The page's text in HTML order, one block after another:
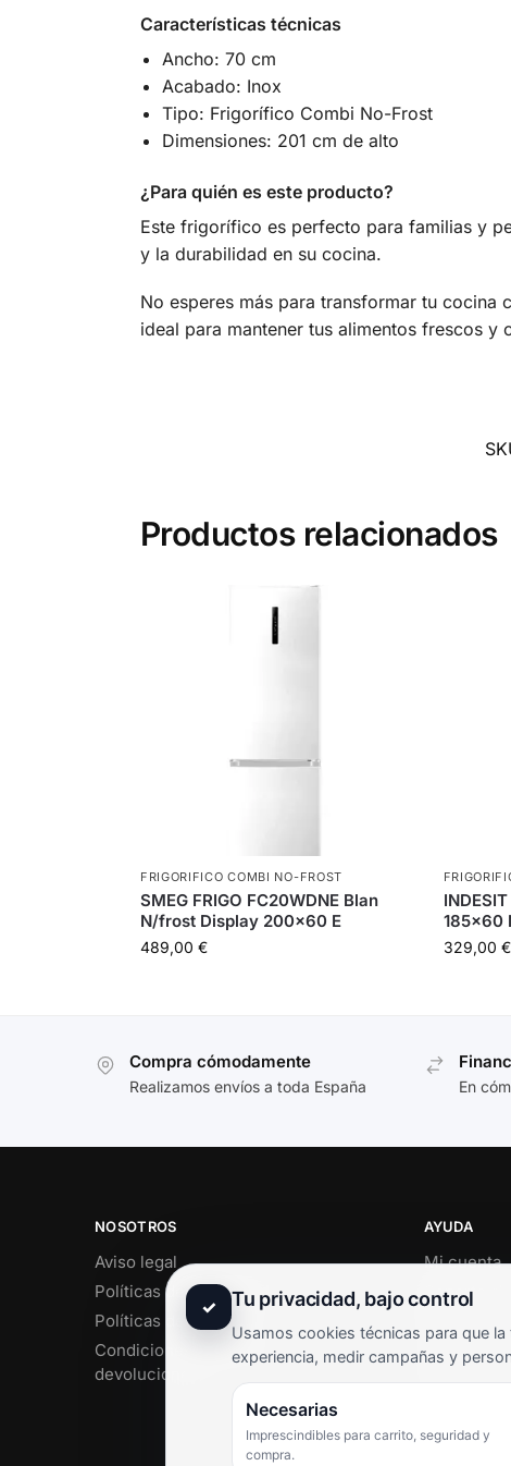
Características técnicas
Ancho: 70 cm
Acabado: Inox
Tipo: Frigorífico Combi No-Frost
Dimensiones: 201 cm de alto
¿Para quién es este producto?
Este frigorífico es perfecto para familias y
y la durabilidad en su cocina.
No esperes más para transformar tu cocina
ideal para mantener tus alimentos frescos y
Productos relacionados
FRIGORIFICO COMBI NO-FROST
SMEG FRIGO FC20WDNE Blan
N/frost Display 200×60 E
489,00 €
185×60
329,00 €
Compra cómodamente
Realizamos envíos a toda España En
NOSOTROS
Aviso legal
Políticas de privacidad
Políticas de cookies
Condiciones de envío y
devoluciones
AYUDA
Mi cuenta
Soporte al
Términos
Preguntas
✓ Tu privacidad, bajo control
Usamos cookies técnicas para que
experiencia, medir campañas y
Necesarias
Imprescindibles para carrito, seguridad y
compra.